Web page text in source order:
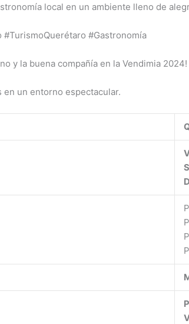
local en un ambiente lleno de
#Gastronomía
y la buena compañía en la Vendimia 2024!
un entorno espectacular.